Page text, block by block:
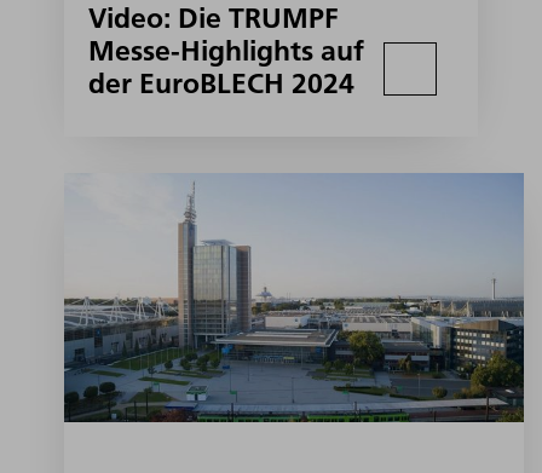
Video: Die TRUMPF
Messe-Highlights auf
der EuroBLECH 2024